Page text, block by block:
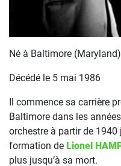
Né à Baltimore
Décédé le 5 mai 1986
Il commence sa carrière
Baltimore dans les
orchestre à partir de 1940
formation de Lionel
plus jusqu’à sa mort.